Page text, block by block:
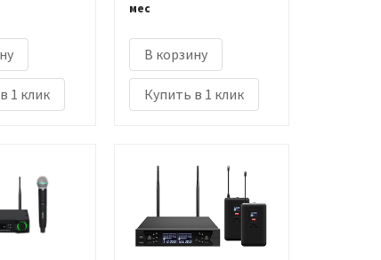
1 клик
мес
В корзину
Купить в 1 клик